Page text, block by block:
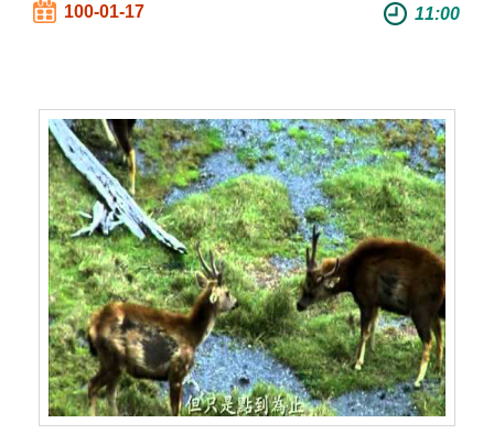
100-01-17 11:00